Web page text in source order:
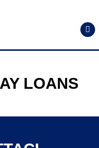
LOANS